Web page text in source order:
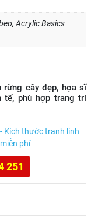
Acrylic Basics
rừng cây đẹp, họa sĩ
tế, phù hợp trang trí
Kích thước tranh linh
phí
251